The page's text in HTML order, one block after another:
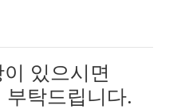
있으시면
부탁드립니다.